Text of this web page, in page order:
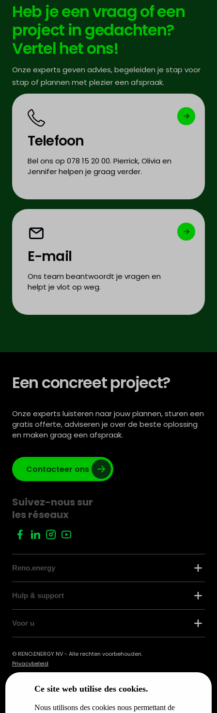
Ce site web utilise des cookies.
Nous utilisons des cookies nous permettant de
Heb je een vraag of een
project in gedachten?
Vertel het ons!
Onze experts geven advies, begeleiden je stap voor
stap of plannen met plezier een afspraak.
Telefoon
Bel ons op 078 15 20 00. Pierrick, Olivia en
Jennifer helpen je graag verder.
E-mail
Ons team beantwoordt je vragen en
helpt je vlot op weg.
Een concreet project?
Onze experts luisteren naar jouw plannen, sturen een
gratis offerte, adviseren je over de beste oplossing
en maken graag een afspraak.
Contacteer ons
Suivez-nous sur
les réseaux
Reno.energy
Hulp & support
Voor u
© RENO.ENERGY NV - Alle rechten voorbehouden.
Privacybeleid